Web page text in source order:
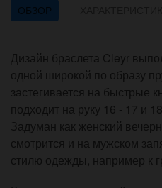
ОБЗОР
Дизайн браслета Cleyr
одной широкой по образу
застегивается на быстрые
подходит на руку 16 - 17 и
Задуман как женский
смотрится и на мужском
стилю одежды, например к